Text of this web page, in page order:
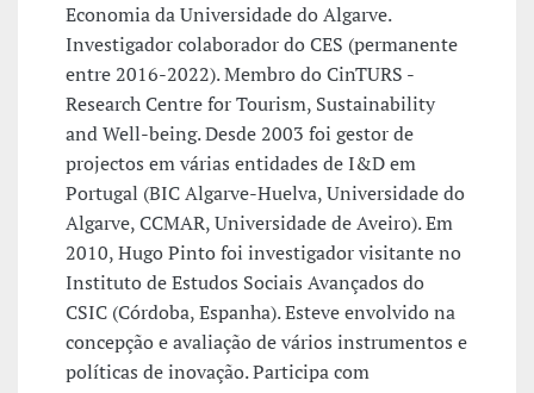
Economia da Universidade do Algarve.
Investigador colaborador do CES (permanente
entre 2016-2022). Membro do CinTURS -
Research Centre for Tourism, Sustainability
and Well-being. Desde 2003 foi gestor de
projectos em várias entidades de I&D em
Portugal (BIC Algarve-Huelva, Universidade do
Algarve, CCMAR, Universidade de Aveiro). Em
2010, Hugo Pinto foi investigador visitante no
Instituto de Estudos Sociais Avançados do
CSIC (Córdoba, Espanha). Esteve envolvido na
concepção e avaliação de vários instrumentos e
políticas de inovação. Participa com